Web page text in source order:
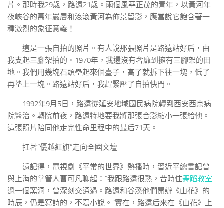
片。那時我29歲，路遠21歲。兩個風華正茂的青年，以黃河年
夜峽谷的萬年巖層和滾滾黃河為佈景留影，應當說它飽含著一
種激烈的象征意義！
這是一張自拍的照片。有人說那張照片是路遠站好后，由
我支起三腳架拍的。1970年，我還沒有奢靡到擁有三腳架的田
地。我們用幾塊石頭壘起來個臺子，高了就拆下往一塊，低了
再墊上一塊。路遠站好后，我趕緊壓了自拍快門。
1992年9月5日，路遠從延安地域國民病院轉到西安西京病
院醫治。轉院前夜，路遠特地要我將那張合影縮小一張給他。
這張照片陪同他走完性命里程中的最后71天。
扛著“優越紅旗”走向全國文壇
還記得，電視劇《平常的世界》熱播時，習近平總書記曾
與上海的掌管人曹可凡聊起：“我跟路遠很熟，昔時住舞蹈教室
過一個窯洞，曾深刻交通過。路遠和谷溪他們開辦《山花》的
時辰，仍是寫詩的，不寫小說。”實在，路遠后來在《山花》上